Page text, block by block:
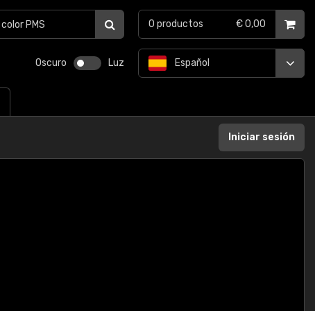
Oscuro Luz Español
0 productos € 0,00
Iniciar sesión